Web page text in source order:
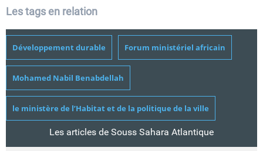
Les tags en relation
Développement durable Forum ministériel africain
Mohamed Nabil Benabdellah
le ministère de l’Habitat et de la politique de la ville
Les articles de Souss Sahara Atlantique